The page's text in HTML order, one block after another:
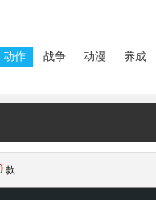
动作 战争 动漫 养成
款